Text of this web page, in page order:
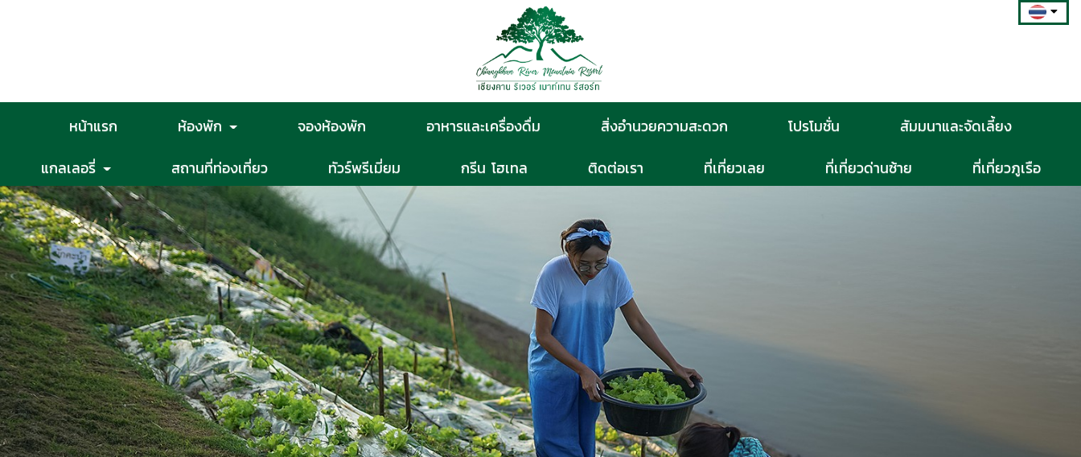
หน้าแรก ห้องพัก จองห้องพัก อาหารและเครื่องดื่ม สิ่งอำนวยความสะดวก โปรโมชั่น
สัมมนาและจัดเลี้ยง
แกลเลอรี่
สถานที่ท่องเที่ยว ทัวร์พรีเมี่ยม กรีน โฮเทล ติดต่อเรา ที่เที่ยวเลย ที่เที่ยวด่านซ้าย ที่เที่ยวภูเรือ